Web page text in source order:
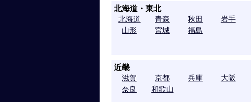
北海道・東北
北海道 青森 秋田
岩手
山形
宮城 福島
近畿
滋賀 京都 兵庫
大阪
奈良
和歌山